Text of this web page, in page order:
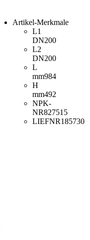
Artikel-Merkmale
L1
DN200
L2
DN200
L
mm984
H
mm492
NPK-
NR827515
LIEFNR185730